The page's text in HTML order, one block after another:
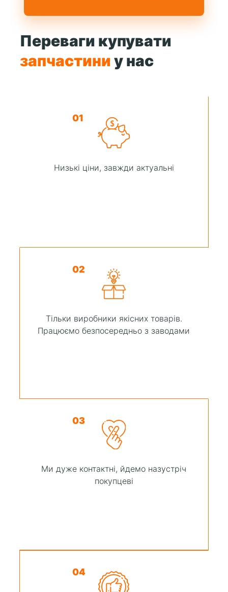
Переваги купувати
запчастиниу нас
01
Низькі ціни, завжди актуальні
02
Тільки виробники якісних товарів.
Працюємо безпосередньо з заводами
03
Ми дуже контактні, йдемо назустріч
покупцеві
04